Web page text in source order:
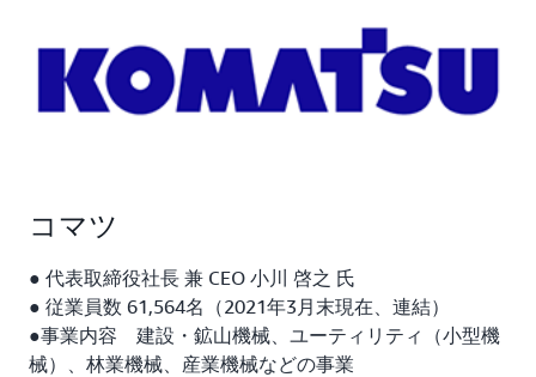
コマツ
● 代表取締役社長 兼 CEO 小川 啓之 氏
● 従業員数 61,564名（2021年3月末現在、連結）
●事業内容 建設・鉱山機械、ユーティリティ（小型機
械）、林業機械、産業機械などの事業